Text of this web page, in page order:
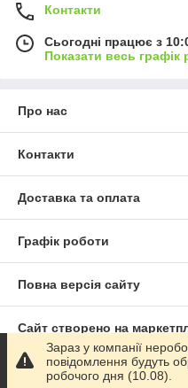
Контакти
Сьогодні працює з
Показати весь графік
Про нас
Контакти
Доставка та оплата
Графік роботи
Повна версія сайту
Сайт створено на
Політика конфіденційності
Зараз у компанії
повідомлення будуть
робочого дня (10.08).